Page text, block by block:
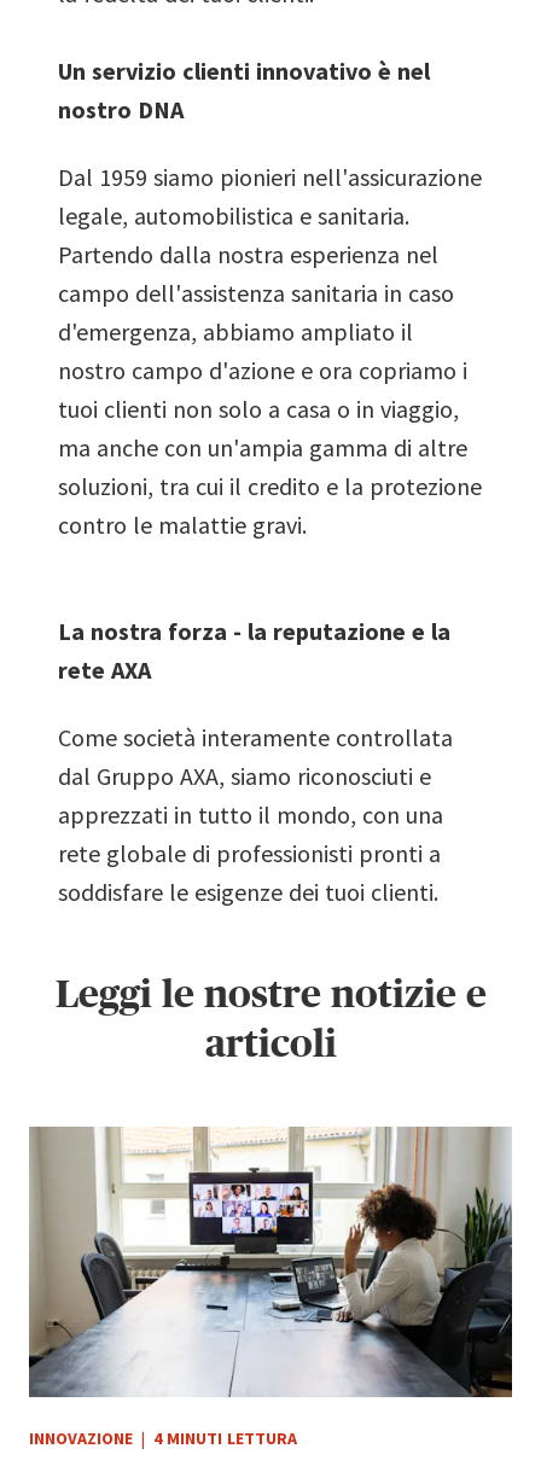
Un servizio clienti innovativo è nel
nostro DNA
Dal 1959 siamo pionieri nell'assicurazione
legale, automobilistica e sanitaria.
Partendo dalla nostra esperienza nel
campo dell'assistenza sanitaria in caso
d'emergenza, abbiamo ampliato il
nostro campo d'azione e ora copriamo i
tuoi clienti non solo a casa o in viaggio,
ma anche con un'ampia gamma di altre
soluzioni, tra cui il credito e la protezione
contro le malattie gravi.
La nostra forza - la reputazione e la
rete AXA
Come società interamente controllata
dal Gruppo AXA, siamo riconosciuti e
apprezzati in tutto il mondo, con una
rete globale di professionisti pronti a
soddisfare le esigenze dei tuoi clienti.
Leggi le nostre notizie e
articoli
INNOVAZIONE | 4 MINUTI LETTURA